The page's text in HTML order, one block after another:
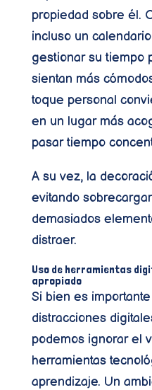
propiedad sobre él.
incluso un
gestionar su tiempo
sientan más
toque personal
en un lugar más
pasar tiempo
A su vez, la
evitando
demasiados
distraer.
Uso de herramientas
apropiado
Si bien es
distracciones
podemos ignorar el
herramientas
aprendizaje. Un